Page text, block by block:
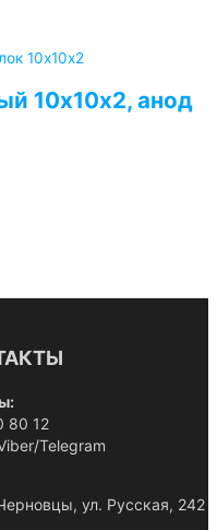
10х10х2, анод
80 12
Telegram
ул. Русская, 242